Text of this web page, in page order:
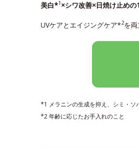
美白*1 ×シワ改善×日焼け止めの
UVケアとエイジングケア*2を
*1 メラニンの生成を抑え、シミ・ソ
*2 年齢に応じたお手入れのこと